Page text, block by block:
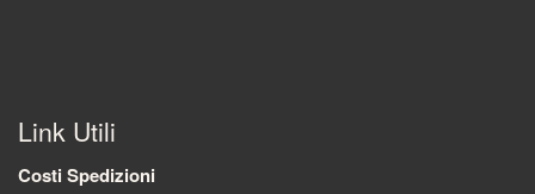
Link Utili
Costi Spedizioni